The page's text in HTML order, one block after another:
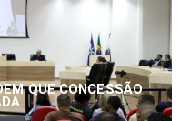
QUE CONCESSÃO